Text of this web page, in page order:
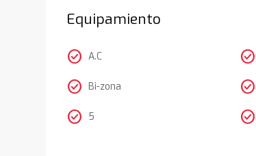
Equipamiento
check_circle A.C
check_circle Bi-zona
check_circle 5
check_circle
check_circle
check_circle